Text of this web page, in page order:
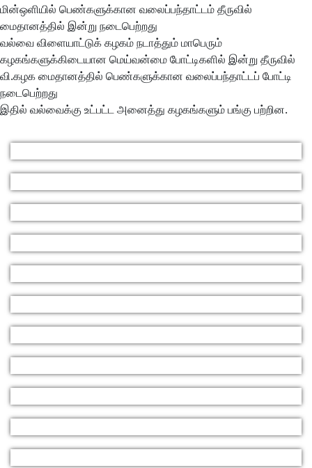
மின்ஒளியில் பெண்களுக்கான வலைப்பந்தாட்டம் தீருவில்
மைதானத்தில் இன்று நடைபெற்றது
வல்வை விளையாட்டுக் கழகம் நடாத்தும் மாபெரும்
கழகங்களுக்கிடையான மெய்வன்மை போட்டிகளில் இன்று தீருவில்
வி.கழக மைதானத்தில் பெண்களுக்கான வலைப்பந்தாட்டப் போட்டி
நடைபெற்றது
இதில் வல்வைக்கு உட்பட்ட அனைத்து கழகங்களும் பங்கு பற்றின.